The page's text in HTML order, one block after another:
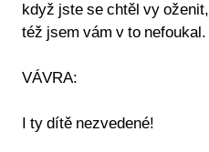
když jste se chtěl vy oženit,
též jsem vám v to nefoukal.
VÁVRA:
I ty dítě nezvedené!